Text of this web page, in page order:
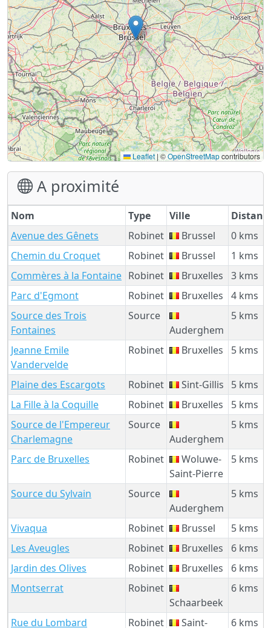
Leaflet | ©OpenStreetMapcontributors
A proximité
Nom Type Ville
Avenue des Gênets
Robinet Brussel
0 kms
Chemin du Croquet
Robinet Brussel
1 kms
Commères à la Fontaine Robinet Bruxelles
3 kms
Parc d'Egmont
Robinet Bruxelles
4 kms
Source des Trois
Fontaines
Source
Auderghem
5 kms
Jeanne Emile
Vandervelde
Robinet Bruxelles 5 kms
Plaine des Escargots Robinet Sint-Gillis
5 kms
La Fille à la Coquille
Robinet Bruxelles
5 kms
Source de l'Empereur
Charlemagne
Source
Auderghem
5 kms
Parc de Bruxelles Robinet
Woluwe-
Saint-Pierre
5 kms
Source du Sylvain
Source
Auderghem
5 kms
Vivaqua Robinet Brussel
5 kms
Les Aveugles
Robinet Bruxelles
6 kms
Jardin des Olives
Robinet Bruxelles
6 kms
Montserrat
Robinet
Schaarbeek
6 kms
Rue du Lombard Robinet Saint- 6 kms